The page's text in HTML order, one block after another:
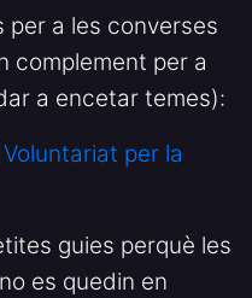
per a les converses
complement per a
a encetar temes):
per la
guies perquè les
es quedin en